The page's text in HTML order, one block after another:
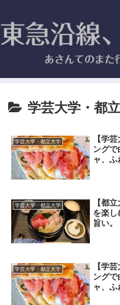
学芸大学・都
学芸大学・都立大学
【学
ング
ャ、ふ
学芸大学・都立大学
【都
を楽し
旨い。
学芸大学・都立大学
【学
ング
ャ、ふ